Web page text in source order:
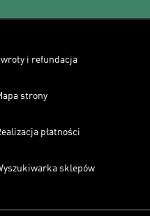
i refundacja
strony
płatności
sklepów